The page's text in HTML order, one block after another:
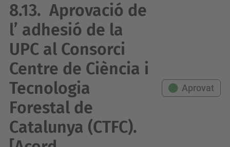
8.13. Aprovació de
l’ adhesió de la
UPC al Consorci
Centre de Ciència i
Tecnologia
Forestal de
Catalunya (CTFC).
Aprovat